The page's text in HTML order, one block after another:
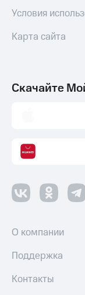
Условия
Карта сайта
Скачайте
О компании
Поддержка
Контакты